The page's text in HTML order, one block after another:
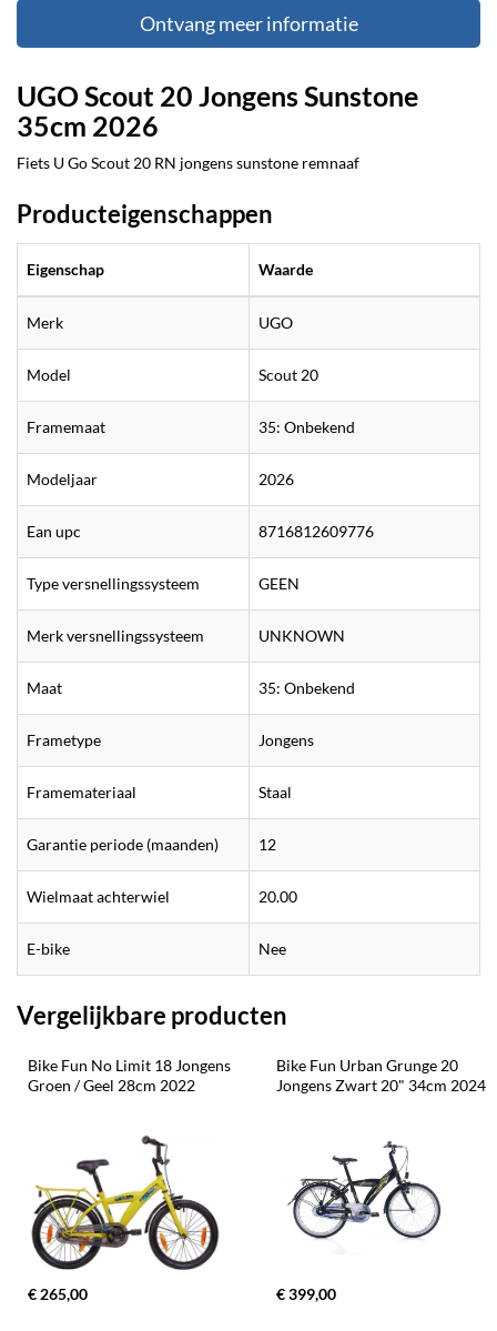
Ontvang meer informatie
UGO Scout 20 Jongens Sunstone
35cm 2026
Fiets U Go Scout 20 RN jongens sunstone remnaaf
Producteigenschappen
Eigenschap Waarde
Merk UGO
Model Scout 20
Framemaat 35: Onbekend
Modeljaar 2026
Ean upc 8716812609776
Type versnellingssysteem GEEN
Merk versnellingssysteem UNKNOWN
Maat 35: Onbekend
Frametype Jongens
Framemateriaal Staal
Garantie periode (maanden) 12
Wielmaat achterwiel 20.00
E-bike Nee
Vergelijkbare producten
Bike Fun No Limit 18 Jongens
Groen / Geel 28cm 2022
€ 265,00
Bike Fun Urban Grunge 20
Jongens Zwart 20" 34cm 2024
€ 399,00